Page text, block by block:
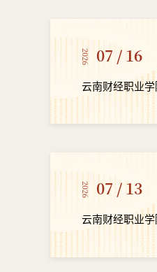
2026 07 / 16
云南财经职业
2026 07 / 13
云南财经职业